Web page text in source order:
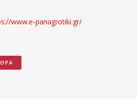
www.e-panagrotiki.gr/